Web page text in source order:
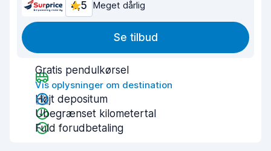
4,5 Meget dårlig
Se tilbud
Gratis pendulkørsel
Vis oplysninger om destination
Højt depositum
Ubegrænset kilometertal
Fuld forudbetaling